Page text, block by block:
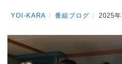
YOI-KARA 〉番組ブログ 〉2025